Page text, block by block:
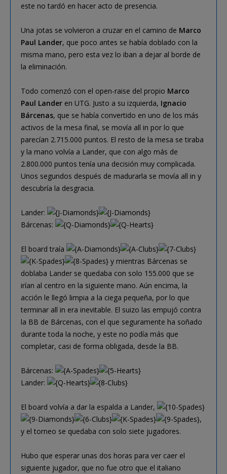
este no tardó en hacer acto de presencia.
Una jotas se volvieron a cruzar en el camino de Marco
Paul Lander, que poco antes se había doblado con la
misma mano, pero esta vez lo iban a dejar al borde de
la eliminación.
Todo comenzó con el open-raise del propio Marco
Paul Lander en UTG. Justo a su izquierda, Ignacio
Bárcenas, que se había convertido en uno de los más
activos de la mesa final, se movía all in por lo que
parecían 2.715.000 puntos. El resto de la mesa se tiraba
y la mano volvía a Lander, que con algo más de
2.800.000 puntos tenía una decisión muy complicada.
Unos segundos después de madurarla se movía all in y
descubría la desgracia.
Lander:
Bárcenas:
El board traía
y mientras Bárcenas se
doblaba Lander se quedaba con solo 155.000 que se
irían al centro en la siguiente mano. Aún encima, la
acción le llegó limpia a la ciega pequeña, por lo que
terminar all in era inevitable. El suizo las empujó contra
la BB de Bárcenas, con el que seguramente ha soñado
durante toda la noche, y este no podía más que
completar, casi de forma obligada, desde la BB.
Bárcenas:
Lander:
El board volvía a dar la espalda a Lander,
,
y el torneo se quedaba con solo siete jugadores.
Hubo que esperar unas dos horas para ver caer el
siguiente jugador, que no fue otro que el italiano